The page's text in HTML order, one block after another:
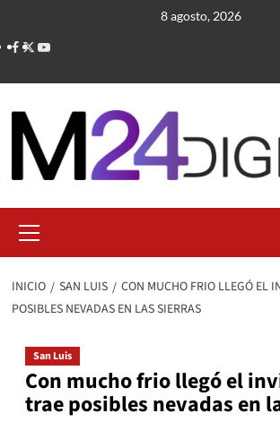
contenido
8 agosto, 2026
primario
INICIO SAN LUIS
CON MUCHO FRIO LLEGÓ EL
POSIBLES NEVADAS EN LAS SIERRAS
San Luis
Con mucho frio llegó el
trae posibles nevadas en